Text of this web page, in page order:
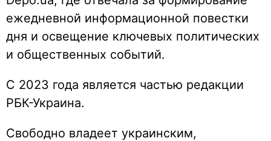
ежедневной информационной повестки
дня и освещение ключевых политических
и общественных событий.
С 2023 года является частью редакции
РБК-Украина.
Свободно владеет украинским,